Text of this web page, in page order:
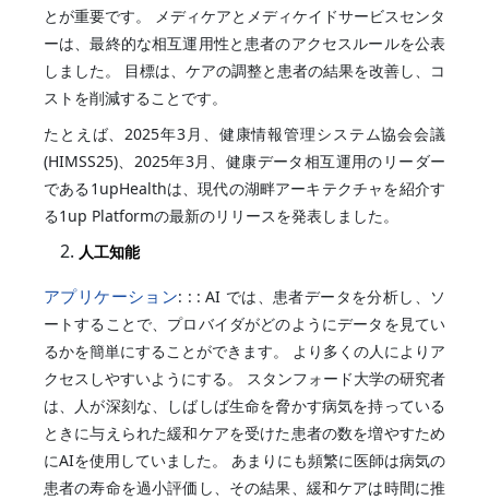
とが重要です。 メディケアとメディケイドサービスセンタ
ーは、最終的な相互運用性と患者のアクセスルールを公表
しました。 目標は、ケアの調整と患者の結果を改善し、コ
ストを削減することです。
たとえば、2025年3月、健康情報管理システム協会会議
(HIMSS25)、2025年3月、健康データ相互運用のリーダー
である1upHealthは、現代の湖畔アーキテクチャを紹介す
る1up Platformの最新のリリースを発表しました。
人工知能
アプリケーション: : : AI では、患者データを分析し、ソ
ートすることで、プロバイダがどのようにデータを見てい
るかを簡単にすることができます。 より多くの人によりア
クセスしやすいようにする。 スタンフォード大学の研究者
は、人が深刻な、しばしば生命を脅かす病気を持っている
ときに与えられた緩和ケアを受けた患者の数を増やすため
にAIを使用していました。 あまりにも頻繁に医師は病気の
患者の寿命を過小評価し、その結果、緩和ケアは時間に推